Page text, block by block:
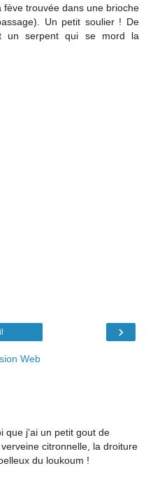
trouvée dans une brioche
Un petit soulier ! De
un serpent qui se mord la
›
Web
que j'ai un petit gout de
citronnelle, la droiture
du loukoum !